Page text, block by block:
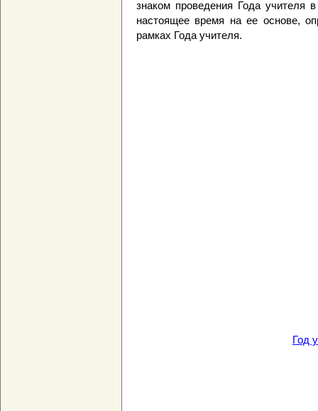
знаком проведения Года учителя
настоящее время на ее основе,
рамках Года учителя.
Год